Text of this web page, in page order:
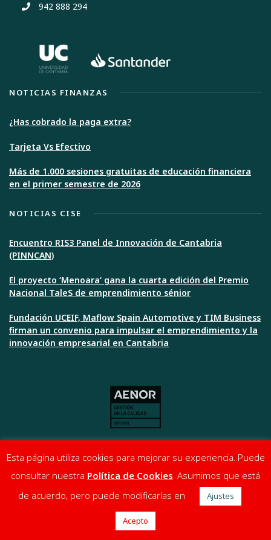
942 888 294
NOTICIAS FINANZAS
¿Has cobrado la paga extra?
Tarjeta Vs Efectivo
Más de 1.000 sesiones gratuitas de educación financiera
en el primer semestre de 2026
NOTICIAS CISE
Encuentro RIS3 Panel de Innovación de Cantabria
(PINNCAN)
El proyecto ‘Menoara‘ gana la cuarta edición del Premio
Nacional TaleS de emprendimiento sénior
Fundación UCEIF, Maflow Spain Automotive y TIM Business
firman un convenio para impulsar el emprendimiento y la
innovación empresarial en Cantabria
© 2020 | All Rights Reserved. Fundación UCEIF.
Política de Privacidad|Política de Cookies
Esta página utiliza cookies para mejorar su experiencia. Puede
consultar nuestra Política de Cookies. Asumimos que está
de acuerdo, pero puede modificarlas en
Ajustes
Acepto